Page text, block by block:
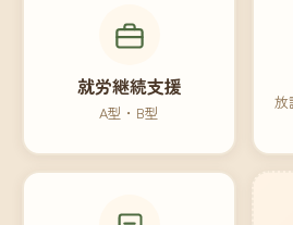
就労継続支援
A型・B型
放